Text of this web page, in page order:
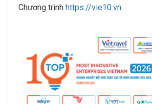
Chương trình https://vie10.vn